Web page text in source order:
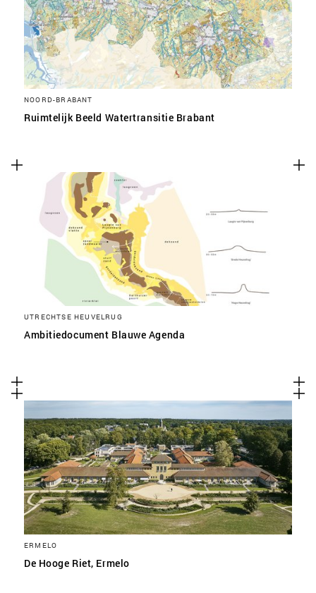
NOORD-BRABANT
Ruimtelijk Beeld Watertransitie Brabant
UTRECHTSE HEUVELRUG
Ambitiedocument Blauwe Agenda
ERMELO
De Hooge Riet, Ermelo